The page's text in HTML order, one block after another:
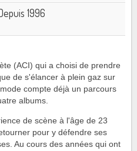
1996
(ACI) qui a choisi de prendre
de s'élancer à plein gaz sur
compte déjà un parcours
albums.
de scène à l'âge de 23
pour y défendre ses
Au cours des années qui ont